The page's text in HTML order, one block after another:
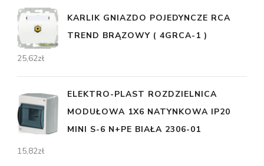
KARLIK GNIAZDO POJEDYNCZE RCA
TREND BRĄZOWY ( 4GRCA-1 )
25,62zł
ELEKTRO-PLAST ROZDZIELNICA
MODUŁOWA 1X6 NATYNKOWA IP20
MINI S-6 N+PE BIAŁA 2306-01
15,82zł